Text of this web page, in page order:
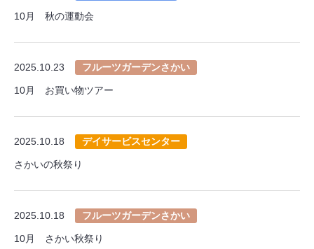
10月 秋の運動会
2025.10.23 フルーツガーデンさかい
10月 お買い物ツアー
2025.10.18 デイサービスセンター
さかいの秋祭り
2025.10.18 フルーツガーデンさかい
10月 さかい秋祭り